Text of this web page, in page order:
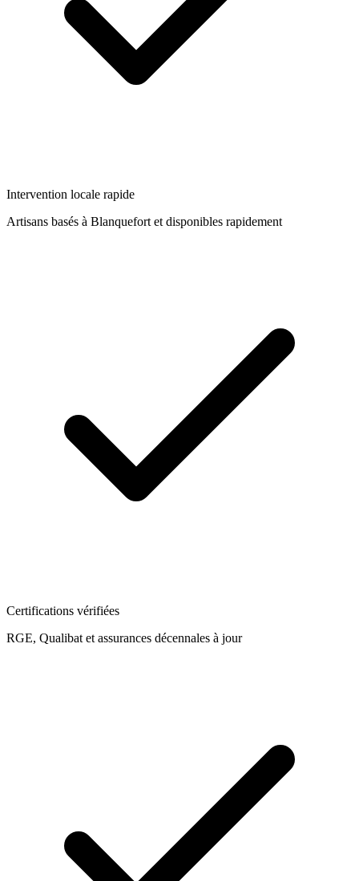
Intervention locale rapide
Artisans basés à Blanquefort et disponibles rapidement
Certifications vérifiées
RGE, Qualibat et assurances décennales à jour